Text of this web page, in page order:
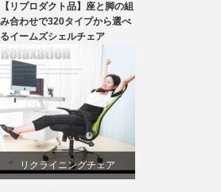
ダイニング
ライフスタイル
ワークチェア
椅子
【リプロダクト品】座と脚の組
み合わせで320タイプから選べ
るイームズシェルチェア
リクライニングチェア